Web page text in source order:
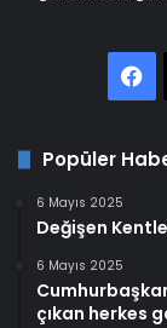
Popüler
6 Mayıs 2025
Değişen
6 Mayıs 2025
çıkan herkes